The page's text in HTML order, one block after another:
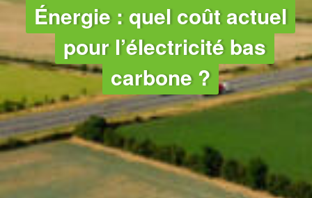
Énergie : quel coût actuel
pour l’électricité bas
carbone ?